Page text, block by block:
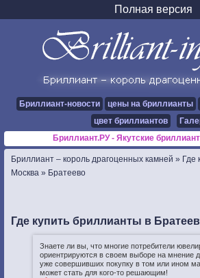
Полная версия
Бриллиант-новости цены на бриллианты
цвет бриллиантов
Бриллиант.РУ - Якутские
Бриллиант – король драгоценных камней » Где
Москва » Братеево
Где купить бриллианты в
Знаете ли вы, что многие потребители
ориентрируются в своем выборе на мнение
уже совершивших покупку в том или ином
может стать для кого-то решающим!